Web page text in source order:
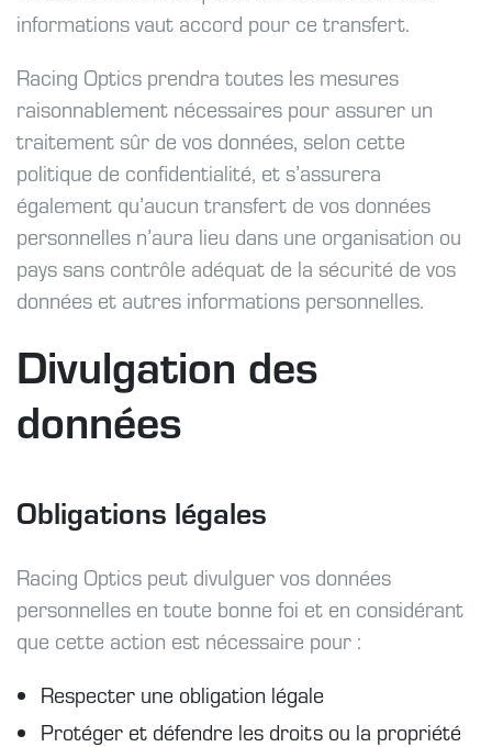
informations vaut accord pour ce transfert.
Racing Optics prendra toutes les mesures
raisonnablement nécessaires pour assurer un
traitement sûr de vos données, selon cette
politique de confidentialité, et s’assurera
également qu’aucun transfert de vos données
personnelles n’aura lieu dans une organisation ou
pays sans contrôle adéquat de la sécurité de vos
données et autres informations personnelles.
Divulgation des
données
Obligations légales
Racing Optics peut divulguer vos données
personnelles en toute bonne foi et en considérant
que cette action est nécessaire pour :
Respecter une obligation légale
Protéger et défendre les droits ou la propriété